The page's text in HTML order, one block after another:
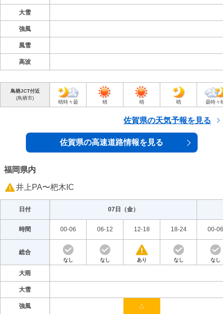
大雪
強風
風雪
高波
鳥栖JCT付近
(鳥栖市)
晴時々曇 晴 晴 晴 曇時々
佐賀県の天気予報を見る
佐賀県の高速道路情報を見る
福岡県内
井上PA〜杷木IC
日付 07日（金）
時間 00-06 06-12 12-18 18-24 00-06
総合
なし なし あり なし なし
大雨
大雪
強風 △